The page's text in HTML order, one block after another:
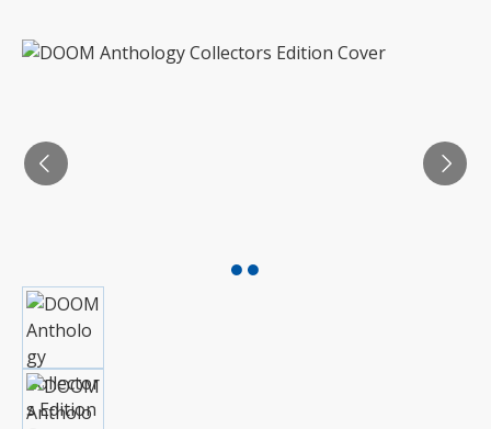
Bildergalerie überspringen